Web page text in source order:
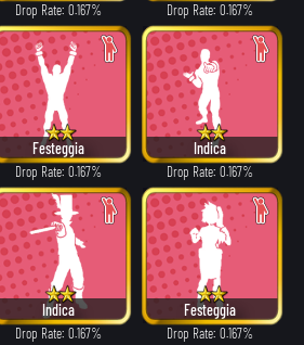
Drop Rate: 0.167% Drop Rate: 0.167%
Festeggia
Drop Rate: 0.167%
Indica
Drop Rate: 0.167%
Indica
Drop Rate: 0.167%
Festeggia
Drop Rate: 0.167%